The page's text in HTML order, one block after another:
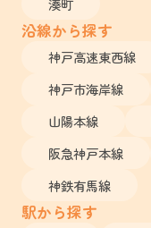
沿線から探す
神戸高速東西線
神戸市海岸線
山陽本線
阪急神戸本線
神鉄有馬線
駅から探す